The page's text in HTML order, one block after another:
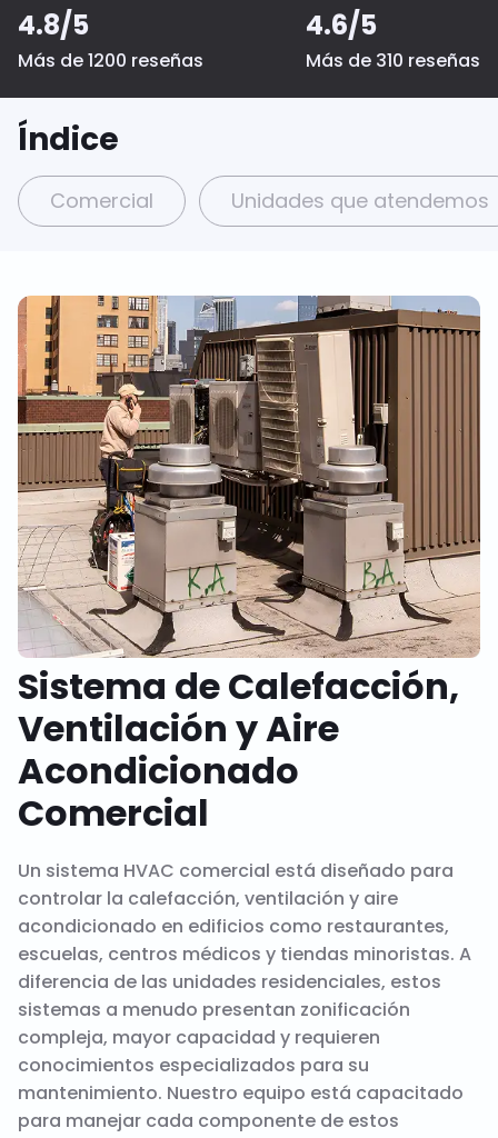
4.8/5
Más de 1200 reseñas
4.6/5
Más de 310 reseñas
Índice
Comercial Unidades que atendemos
Sistema de Calefacción,
Ventilación y Aire
Acondicionado
Comercial
Un sistema HVAC comercial está diseñado para
controlar la calefacción, ventilación y aire
acondicionado en edificios como restaurantes,
escuelas, centros médicos y tiendas minoristas. A
diferencia de las unidades residenciales, estos
sistemas a menudo presentan zonificación
compleja, mayor capacidad y requieren
conocimientos especializados para su
mantenimiento. Nuestro equipo está capacitado
para manejar cada componente de estos